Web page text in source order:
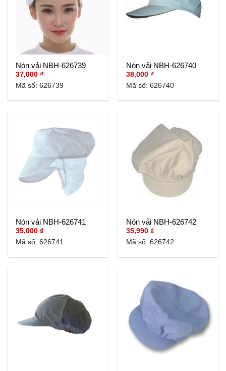
Nón vải NBH-626739
37,000₫
Mã số: 626739
Nón vải NBH-626740
38,000₫
Mã số: 626740
Nón vải NBH-626741
35,000₫
Mã số: 626741
Nón vải NBH-626742
35,990₫
Mã số: 626742